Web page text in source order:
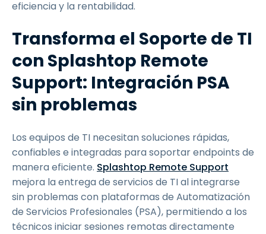
eficiencia y la rentabilidad.
Transforma el Soporte de TI
con Splashtop Remote
Support: Integración PSA
sin problemas
Los equipos de TI necesitan soluciones rápidas,
confiables e integradas para soportar endpoints de
manera eficiente. Splashtop Remote Support
mejora la entrega de servicios de TI al integrarse
sin problemas con plataformas de Automatización
de Servicios Profesionales (PSA), permitiendo a los
técnicos iniciar sesiones remotas directamente